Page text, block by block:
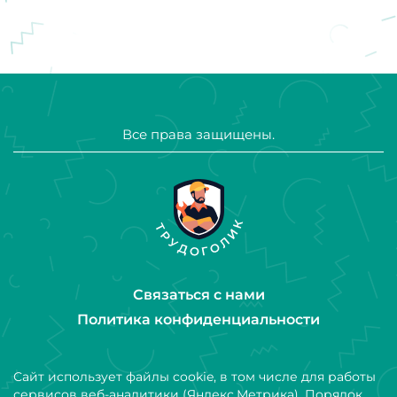
Все права защищены.
Связаться с нами
Политика конфиденциальности
Сайт использует файлы cookie, в том числе для работы